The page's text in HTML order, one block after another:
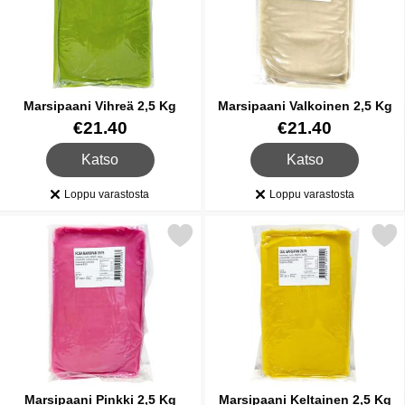
Marsipaani Vihreä 2,5 Kg
Tuote.nro 26603€21.40
Katso
, Marsipaani Vihreä 2,5 Kg
Saatavuus:
Loppu varastosta
Marsipaani Valkoinen 2,5 Kg
Tuote.nro 26604€21.40
Katso
, Marsipaani Valkoinen
Saatavuus:
Loppu varastosta
Marsipaani Pinkki 2,5 Kg
Merkitse marsipaani Pinkki 2,5 Kg suosikiksi
Marsipaani Keltainen 2,5 Kg
Merkitse marsipaani